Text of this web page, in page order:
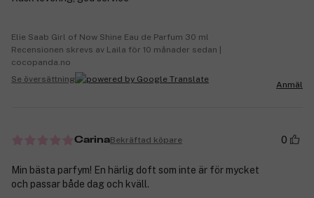
Elie Saab Girl of Now Shine Eau de Parfum 30 ml
Recensionen skrevs av Laila för 10 månader sedan |
cocopanda.no
Se översättning
Anmäl
CarinaBekräftad köpare 0
Min bästa parfym! En härlig doft som inte är för mycket
och passar både dag och kväll.